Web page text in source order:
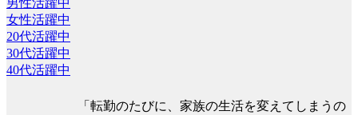
男性活躍中
女性活躍中
20代活躍中
30代活躍中
40代活躍中
「転勤のたびに、家族の生活を変えてしまうの